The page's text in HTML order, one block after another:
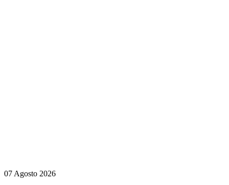
07 Agosto 2026